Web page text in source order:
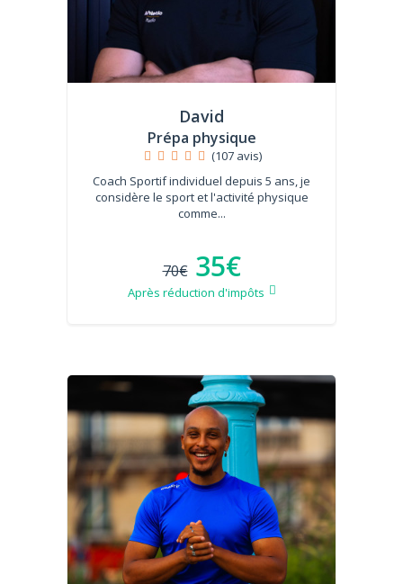
David
Prépa physique
(107 avis)
Coach Sportif individuel depuis 5 ans, je
considère le sport et l'activité physique
comme...
70€ 35€
Après réduction d'impôts